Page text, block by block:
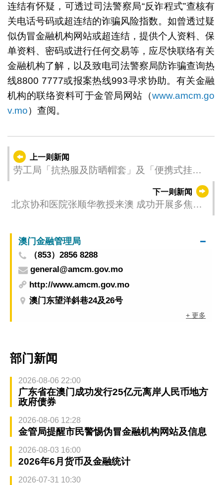
连结有怀疑，可透过司法警察局“反诈程式”查核有
关电话号码或超连结的诈骗风险指数。如曾透过疑
似伪冒金融机构网站或超连结，提供个人资料、保
单资料、密码或进行任何交易等，应尽快联络有关
金融机构了解，以及致电司法警察局防诈骗查询热
线8800 7777或报案热线993寻求协助。有关金融
机构的联络资料可于金管局网站（www.amcm.go
v.mo）查阅。
上一则新闻
劳工局「抗热服及防晒帽套」及「便携式挂腰
下一则新闻
北京协和医院张顺华教授来澳 成功开展多焦晶
澳门金融管理局
（853）2856 8288
general@amcm.gov.mo
http://www.amcm.gov.mo
澳门东望洋斜巷24及26号
+ 更多
部门新闻
2026-08-06 22:00
广东省在澳门成功发行25亿元离岸人民币地方
政府债券
2026-08-06 12:28
金管局提醒市民警惕伪冒金融机构网站及信息
2026-08-03 16:00
2026年6月货币及金融统计
2026-07-31 10:30